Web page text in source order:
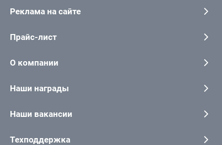
Реклама на сайте
Прайс-лист
О компании
Наши награды
Наши вакансии
Техподдержка